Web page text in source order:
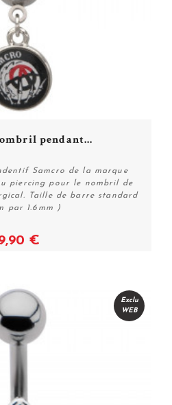
Voir
pendant...
Samcro de la marque
piercing pour le nombril de
Taille de barre standard
par 1.6mm )
€
Exclu
WEB